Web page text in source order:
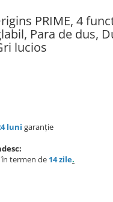
PRIME, 4
Para de dus,
lucios
luni garanție
termen de 14 zile.